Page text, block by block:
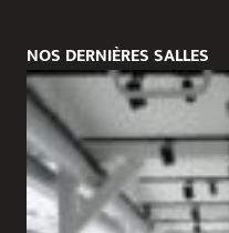
NOS DERNIÈRES SALLES